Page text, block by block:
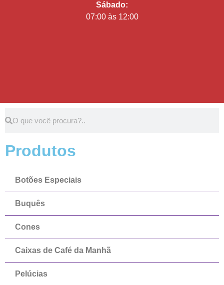
Sábado:
07:00 às 12:00
Produtos
Botões Especiais
Buquês
Cones
Caixas de Café da Manhã
Pelúcias